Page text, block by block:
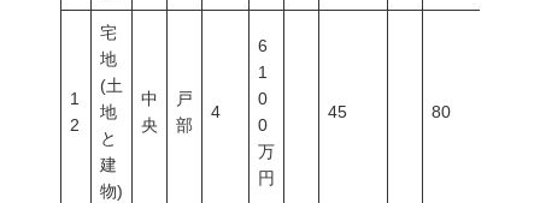
1
2
宅
地
(土
地
と
建
物)
中
央
戸
部
4
6
1
0
0
万
円
45 80